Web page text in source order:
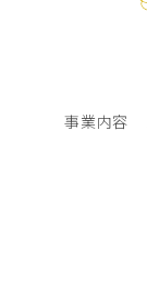
事業内容